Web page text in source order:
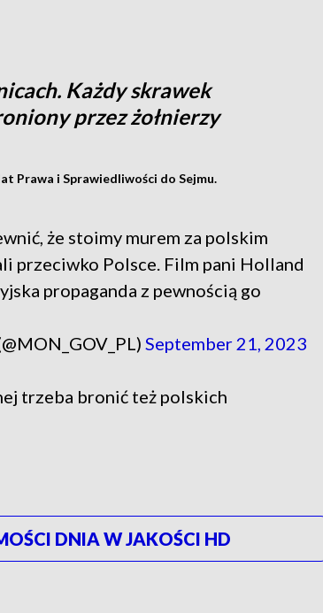
Każdy skrawek
przez żołnierzy
Prawa i Sprawiedliwości do Sejmu.
że stoimy murem za polskim
przeciwko Polsce. Film pani Holland
propaganda z pewnością go
September 21, 2023
trzeba bronić też polskich
DNIA W JAKOŚCI HD